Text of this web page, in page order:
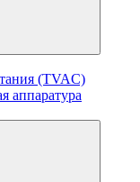
(TVAC)
аппаратура